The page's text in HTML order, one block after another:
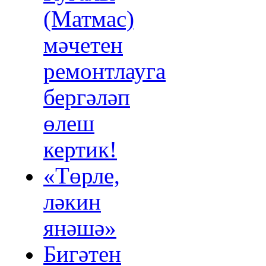
(Матмас)
мәчетен
ремонтлауга
бергәләп
өлеш
кертик!
«Төрле,
ләкин
янәшә»
Бигәтен